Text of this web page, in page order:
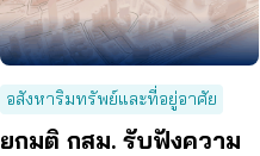
อสังหาริมทรัพย์และที่อยู่อาศัย
ยกมติ กสม. รับฟังความ